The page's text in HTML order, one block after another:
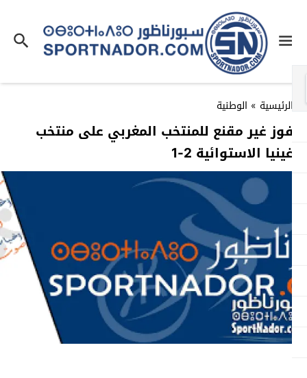
»الوطنية
غير مقنع للمنتخب المغربي على منتخب
الاستوائية 2-1